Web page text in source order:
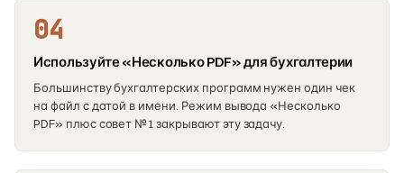
04
Используйте «Несколько PDF» для бухгалтерии
Большинству бухгалтерских программ нужен один чек
на файл с датой в имени. Режим вывода «Несколько
PDF» плюс совет №1 закрывают эту задачу.